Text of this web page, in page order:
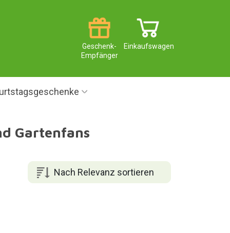
Einkaufswagen
Geschenk-
Empfänger
Gartenfans
Nach Relevanz sortieren